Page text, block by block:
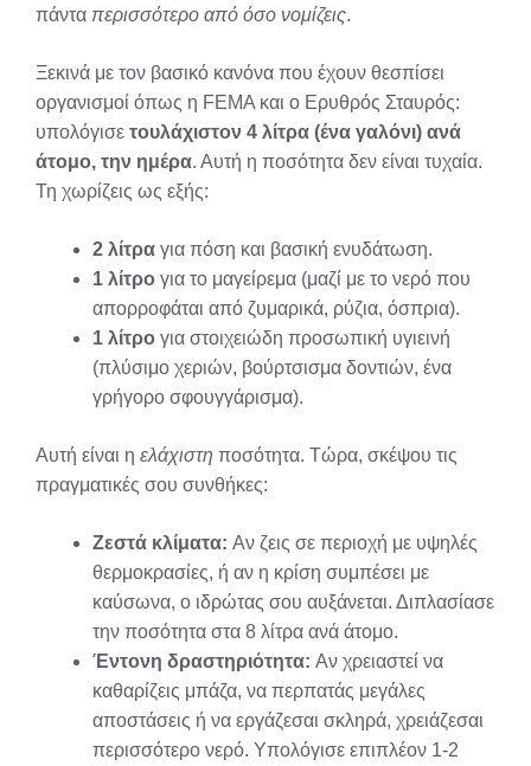
πάντα περισσότερο από όσο νομίζεις.
Ξεκινά με τον βασικό κανόνα που έχουν θεσπίσει
οργανισμοί όπως η FEMA και ο Ερυθρός Σταυρός:
υπολόγισε τουλάχιστον 4 λίτρα (ένα γαλόνι) ανά
άτομο, την ημέρα. Αυτή η ποσότητα δεν είναι τυχαία.
Τη χωρίζεις ως εξής:
2 λίτρα για πόση και βασική ενυδάτωση.
1 λίτρο για το μαγείρεμα (μαζί με το νερό που
απορροφάται από ζυμαρικά, ρύζια, όσπρια).
1 λίτρο για στοιχειώδη προσωπική υγιεινή
(πλύσιμο χεριών, βούρτσισμα δοντιών, ένα
γρήγορο σφουγγάρισμα).
Αυτή είναι η ελάχιστη ποσότητα. Τώρα, σκέψου τις
πραγματικές σου συνθήκες:
Ζεστά κλίματα: Αν ζεις σε περιοχή με υψηλές
θερμοκρασίες, ή αν η κρίση συμπέσει με
καύσωνα, ο ιδρώτας σου αυξάνεται. Διπλασίασε
την ποσότητα στα 8 λίτρα ανά άτομο.
Έντονη δραστηριότητα: Αν χρειαστεί να
καθαρίζεις μπάζα, να περπατάς μεγάλες
αποστάσεις ή να εργάζεσαι σκληρά, χρειάζεσαι
περισσότερο νερό. Υπολόγισε επιπλέον 1-2